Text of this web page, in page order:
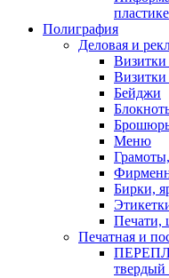
пластике
Полиграфия
Деловая и
Визитки
Визитки
Бейджи
Меню
Бирки,
Печати,
Печатная и
твердый